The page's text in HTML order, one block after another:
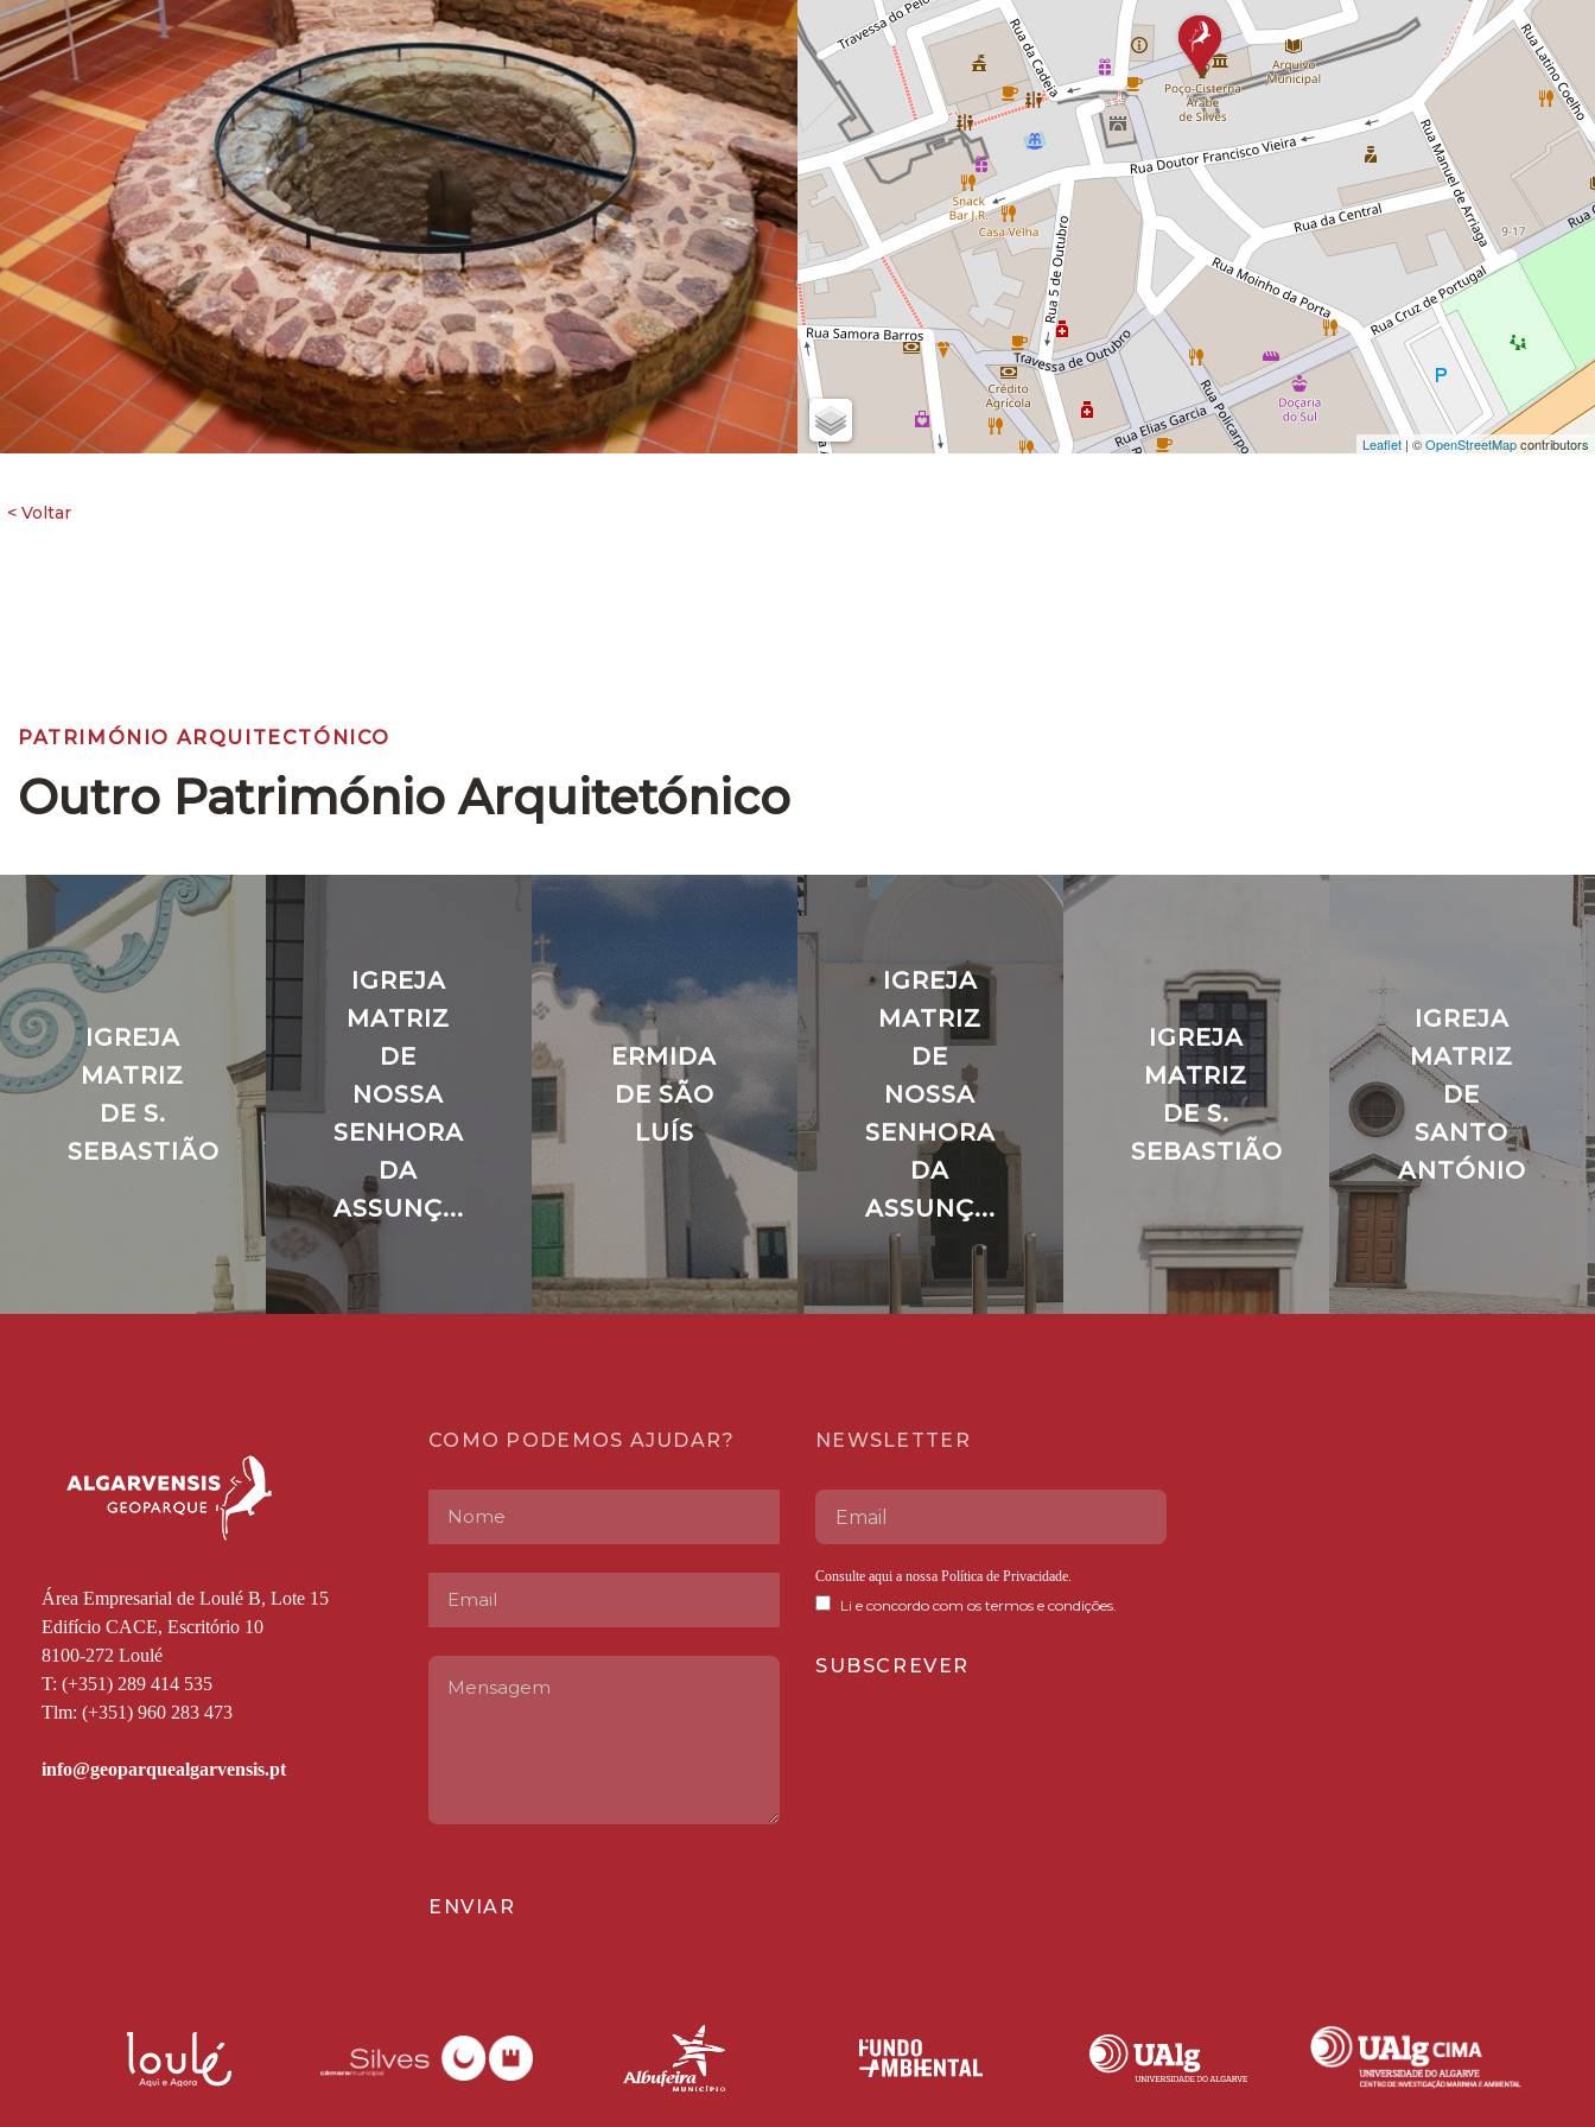
Leaflet | ©OpenStreetMapcontributors
PATRIMÓNIO ARQUITECTÓNICO
Outro Património Arquitetónico
IGREJA
MATRIZ
DE S.
SEBASTIÃO
IGREJA
MATRIZ
DE
NOSSA
SENHORA
DA
ASSUNÇ...
ERMIDA
DE SÃO
LUÍS
IGREJA
MATRIZ
DE
NOSSA
SENHORA
DA
ASSUNÇ...
IGREJA
MATRIZ
DE S.
SEBASTIÃO
IGREJA
MATRIZ
DE
SANTO
ANTÓNIO
Área Empresarial de Loulé B, Lote 15
Edifício CACE, Escritório 10
8100-272 Loulé
T: (+351) 289 414 535
Tlm: (+351) 960 283 473
COMO PODEMOS AJUDAR?
ENVIAR
NEWSLETTER
Consulte aqui a nossa Política de Privacidade.
Li e concordo com os termos e condições.